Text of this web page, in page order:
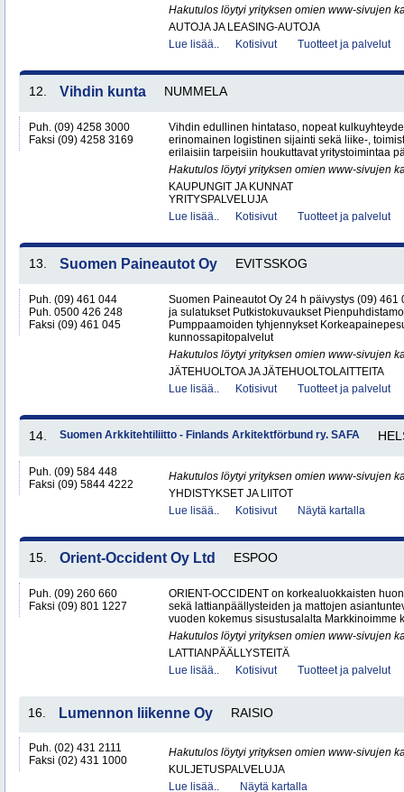
Hakutulos löytyi yrityksen omien www-sivujen
AUTOJA JA LEASING-AUTOJA
Lue lisää..
Kotisivut Tuotteet ja palvelut
12. Vihdin kunta NUMMELA
Puh. (09) 4258 3000
Faksi (09) 4258 3169
Vihdin edullinen hintataso, nopeat
erinomainen logistinen sijainti sekä liike-,
erilaisiin tarpeisiin houkuttavat yritystoimintaa
Hakutulos löytyi yrityksen omien www-sivujen
KAUPUNGIT JA KUNNAT
YRITYSPALVELUJA
Lue lisää..
Kotisivut Tuotteet ja palvelut
13. Suomen Paineautot Oy EVITSSKOG
Puh. (09) 461 044
Puh. 0500 426 248
Faksi (09) 461 045
Suomen Paineautot Oy 24 h päivystys (09)
ja sulatukset Putkistokuvaukset
Pumppaamoiden tyhjennykset
kunnossapitopalvelut
Hakutulos löytyi yrityksen omien www-sivujen
JÄTEHUOLTOA JA JÄTEHUOLTOLAITTEITA
Lue lisää..
Kotisivut Tuotteet ja palvelut
14. Suomen Arkkitehtiliitto - Finlands Arkitektförbund ry. SAFA
Puh. (09) 584 448
Faksi (09) 5844 4222
Hakutulos löytyi yrityksen omien www-sivujen
YHDISTYKSET JA LIITOT
Lue lisää..
Kotisivut Näytä kartalla
15. Orient-Occident Oy Ltd ESPOO
Puh. (09) 260 660
Faksi (09) 801 1227
ORIENT-OCCIDENT on korkealuokkaisten
sekä lattianpäällysteiden ja mattojen
vuoden kokemus sisustusalalta Markkinoimme
Hakutulos löytyi yrityksen omien www-sivujen
LATTIANPÄÄLLYSTEITÄ
Lue lisää..
Kotisivut Tuotteet ja palvelut
16. Lumennon liikenne Oy RAISIO
Puh. (02) 431 2111
Faksi (02) 431 1000
Hakutulos löytyi yrityksen omien www-sivujen
KULJETUSPALVELUJA
Lue lisää..
Näytä kartalla